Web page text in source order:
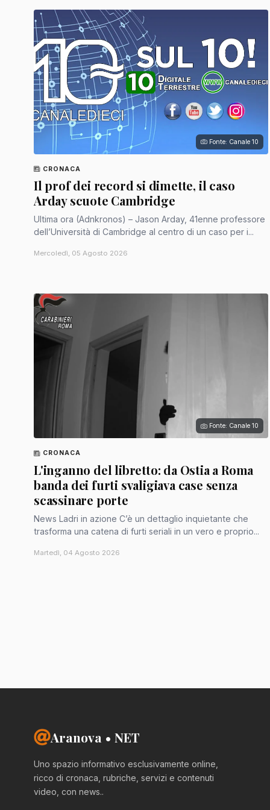
Fonte: Canale 10
CRONACA
Il prof dei record si dimette, il caso
Arday scuote Cambridge
Ultima ora (Adnkronos) – Jason Arday, 41enne professore
dell’Università di Cambridge al centro di un caso per i...
Mercoledì, 05 Agosto 2026
Fonte: Canale 10
CRONACA
L'inganno del libretto: da Ostia a Roma
banda dei furti svaligiava case senza
scassinare porte
News Ladri in azione C’è un dettaglio inquietante che
trasforma una catena di furti seriali in un vero e proprio...
Martedì, 04 Agosto 2026
Aranova • NET
Uno spazio informativo esclusivamente online,
ricco di cronaca, rubriche, servizi e contenuti
video, con news..